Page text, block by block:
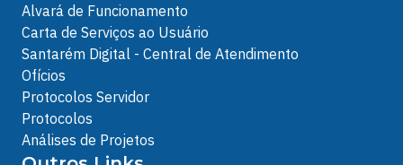
Alvará de Funcionamento
Carta de Serviços ao Usuário
Santarém Digital - Central de Atendimento
Ofícios
Protocolos Servidor
Protocolos
Análises de Projetos